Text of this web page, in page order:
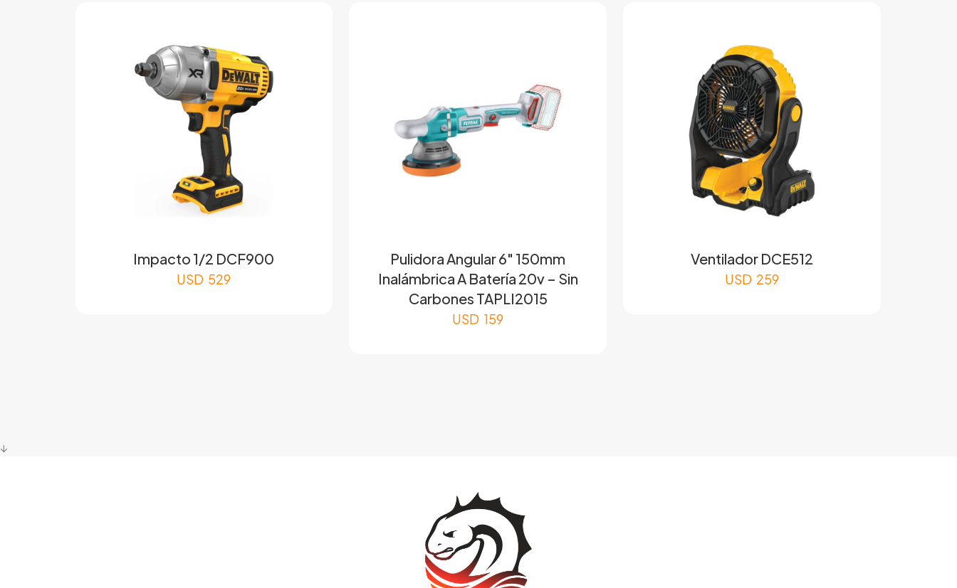
Impacto 1/2 DCF900
USD 529
Pulidora Angular 6″ 150mm
Inalámbrica A Batería 20v – Sin
Carbones TAPLI2015
USD 159
Ventilador DCE512
USD 259
↓